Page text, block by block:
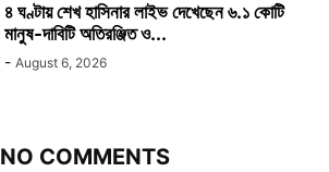
৪ ঘণ্টায় শেখ হাসিনার লাইভ দেখেছেন ৬.১ কোটি
মানুষ-দাবিটি অতিরঞ্জিত ও...
- August 6, 2026
NO COMMENTS